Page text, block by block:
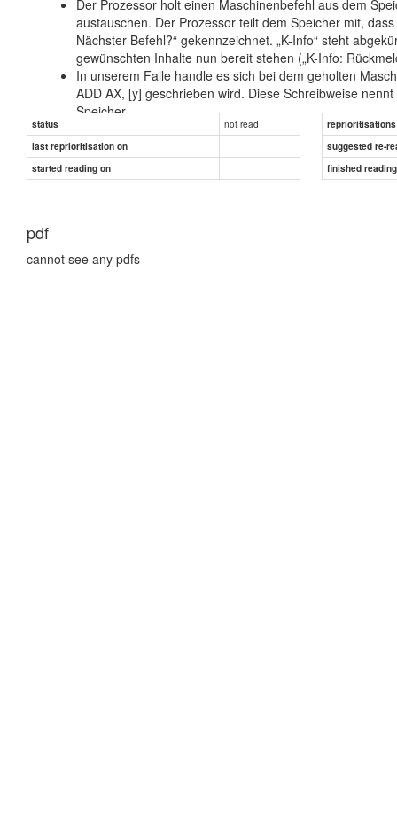
Der Prozessor holt einen Maschinenbefehl aus dem
austauschen. Der Prozessor teilt dem Speicher mit,
Nächster Befehl?“ gekennzeichnet. „K-Info“ steht
gewünschten Inhalte nun bereit stehen („K-Info:
In unserem Falle handle es sich bei dem geholten
ADD AX, [y] geschrieben wird. Diese Schreibweise
Speicher.
Der besagte Assemblerbefehl bedeutet: „Addiere zum
Register.
Das AX-Register ist ein Zwischenspeicher im
Bei y handelt es sich um eine Speicherstelle, in der im
status not read
reprioritisations
last reprioritisation on
suggested re-
started reading on
finished
pdf
cannot see any pdfs